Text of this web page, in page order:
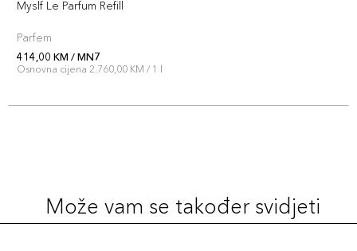
Myslf Le Parfum Refill
Parfem
414,00 KM / MN7
Osnovna cijena 2.760,00 KM / 1 l
Može vam se također svidjeti